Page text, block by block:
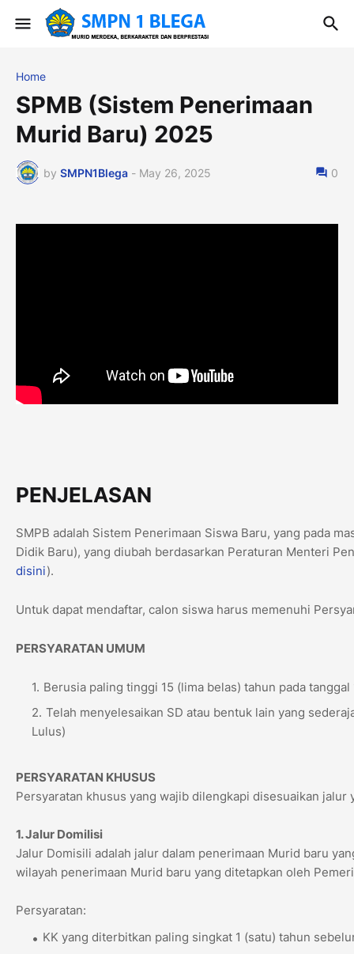
Home
SPMB (Sistem Penerimaan
Murid Baru) 2025
by SMPN1Blega - May 26, 2025 0
PENJELASAN
SMPB adalah Sistem Penerimaan Siswa Baru, yang pada
Didik Baru), yang diubah berdasarkan Peraturan Menteri
disini).
Untuk dapat mendaftar, calon siswa harus memenuhi
PERSYARATAN UMUM
Berusia paling tinggi 15 (lima belas) tahun pada
Telah menyelesaikan SD atau bentuk lain yang
Lulus)
PERSYARATAN KHUSUS
Persyaratan khusus yang wajib dilengkapi disesuaikan jalur
1. Jalur Domilisi
Jalur Domisili adalah jalur dalam penerimaan Murid baru
wilayah penerimaan Murid baru yang ditetapkan oleh
Persyaratan:
KK yang diterbitkan paling singkat 1 (satu) tahun